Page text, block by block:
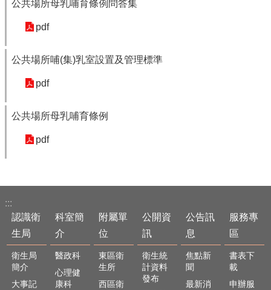
公共場所母乳哺育條例問答集
pdf
公共場所哺(集)乳室設置及管理標準
pdf
公共場所母乳哺育條例
pdf
:::
認識衛
生局
衛生局
簡介
大事記
科室簡
介
醫政科
心理健
康科
附屬單
位
東區衛
生所
西區衛
公開資
訊
衛生統
計資料
發布
公告訊
息
焦點新
聞
最新消
服務專
區
書表下
載
申辦服